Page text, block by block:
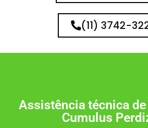
(11) 3742-
Assistência técnica
Cumulus